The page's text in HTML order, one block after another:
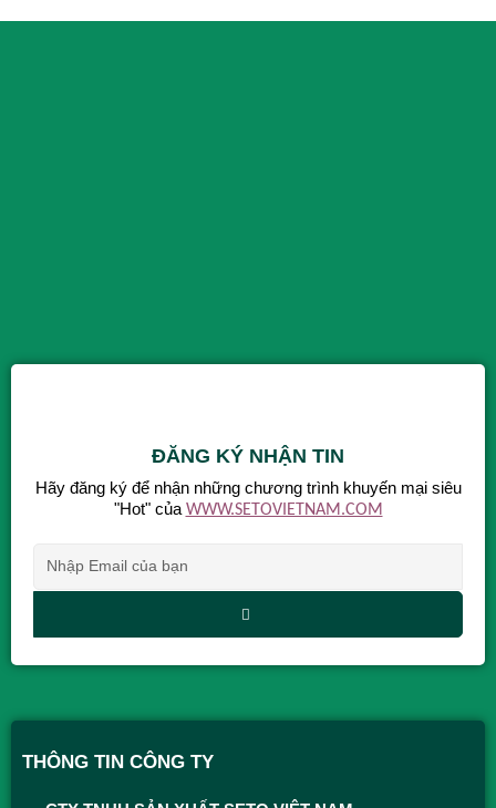
ĐĂNG KÝ NHẬN TIN
Hãy đăng ký để nhận những chương trình khuyến mại siêu
"Hot" của WWW.SETOVIETNAM.COM
THÔNG TIN CÔNG TY